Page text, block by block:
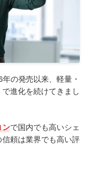
の発売以来、軽量・
進化を続けてきまし
ンで国内でも高いシェ
頼は業界でも高い評